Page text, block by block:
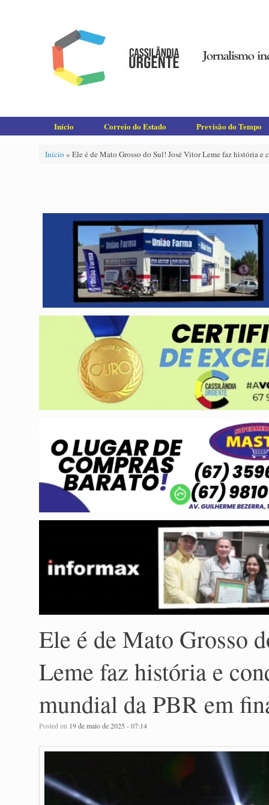
Início Correio do Estado Previsão do Tempo
Início » Ele é de Mato Grosso do Sul! José Vitor Leme faz história
Ele é de Mato Grosso
Leme faz história e
mundial da PBR em
Posted on 19 de maio de 2025 - 07:14